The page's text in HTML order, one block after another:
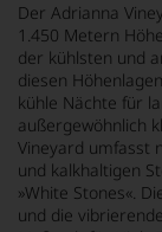
Der Adrianna
1.450 Metern
der kühlsten und
diesen
kühle Nächte für
außergewöhnlich
Vineyard umfasst
und kalkhaltigen
»White Stones«.
und die